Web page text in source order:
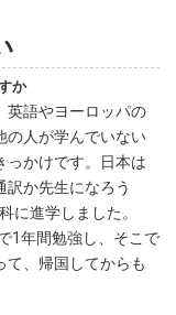
か
英語やヨーロッパの
の人が学んでいない
っかけです。日本は
か先生になろう
に進学しました。
1年間勉強し、そこで
て、帰国してからも